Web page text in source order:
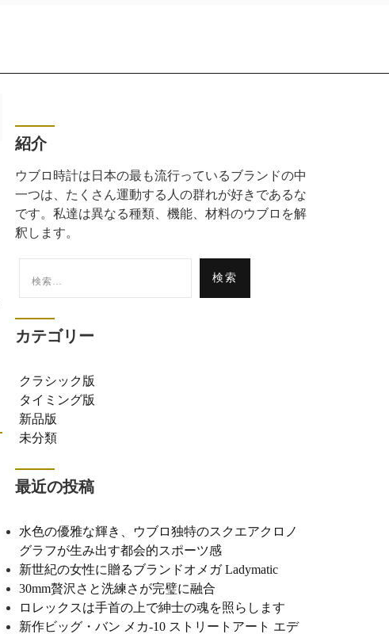
紹介
ウブロ時計は日本の最も流行っているブランドの中
一つは、たくさん運動する人の群れが好きであるな
です。私達は異なる種類、機能、材料のウブロを解
釈します。
索:
カテゴリー
クラシック版
タイミング版
新品版
未分類
最近の投稿
水色の優雅な輝き、ウブロ独特のスクエアクロノ
グラフが生み出す都会的スポーツ感
新世紀の女性に贈るブランドオメガ Ladymatic
30mm贅沢さと洗練さが完璧に融合
ロレックスは手首の上で紳士の魂を照らします
新作ビッグ・バン メカ-10 ストリートアート エデ